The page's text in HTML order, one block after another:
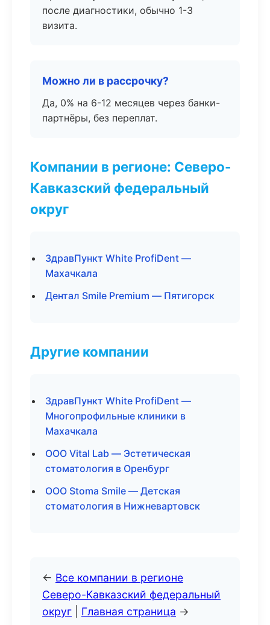
после диагностики, обычно 1-3
визита.
Можно ли в рассрочку?
Да, 0% на 6-12 месяцев через банки-
партнёры, без переплат.
Компании в регионе: Северо-
Кавказский федеральный
округ
ЗдравПункт White ProfiDent —
Махачкала
Дентал Smile Premium — Пятигорск
Другие компании
ЗдравПункт White ProfiDent —
Многопрофильные клиники в
Махачкала
ООО Vital Lab — Эстетическая
стоматология в Оренбург
ООО Stoma Smile — Детская
стоматология в Нижневартовск
← Все компании в регионе
Северо-Кавказский федеральный
округ
Главная страница →